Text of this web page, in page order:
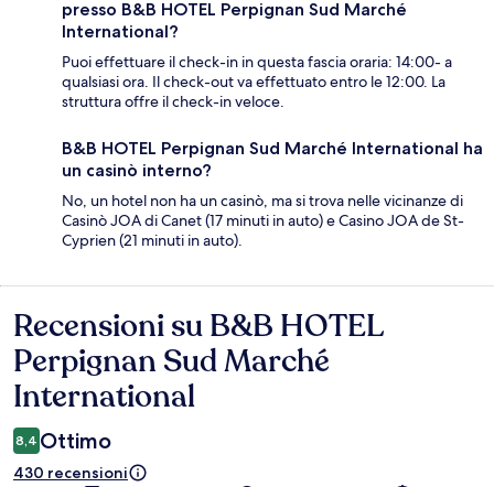
presso B&B HOTEL Perpignan Sud Marché
International?
Puoi effettuare il check-in in questa fascia oraria: 14:00- a
qualsiasi ora. Il check-out va effettuato entro le 12:00. La
struttura offre il check-in veloce.
B&B HOTEL Perpignan Sud Marché International ha
un casinò interno?
No, un hotel non ha un casinò, ma si trova nelle vicinanze di
Casinò JOA di Canet (17 minuti in auto) e Casino JOA de St-
Cyprien (21 minuti in auto).
Recensioni
Recensioni su B&B HOTEL
Perpignan Sud Marché
International
8,4 Ottimo
430 recensioni